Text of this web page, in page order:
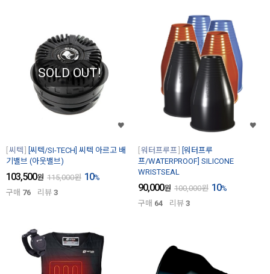
SOLD OUT!
씨텍
[씨텍/SI-TECH] 씨텍 아르고 배
기밸브 (아웃밸브)
103,500원 115,000원 10%
구매 76 리뷰 3
워터프루프
[워터프루
프/WATERPROOF] SILICONE
WRISTSEAL
90,000원 100,000원 10%
구매 64 리뷰 3